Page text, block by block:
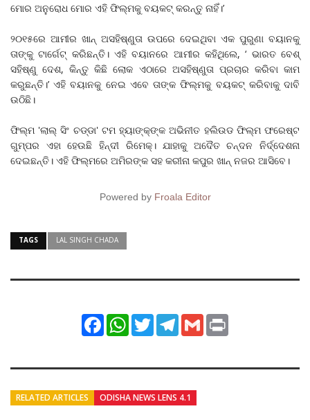
ମୋର ଅନୁରୋଧ ମୋର ଏହି ଫିଲ୍ମକୁ ବୟକଟ୍ କରନ୍ତୁ ନାହିଁ।’
୨୦୧୫ରେ ଆମୀର ଖାନ୍‌ ଅସହିଷ୍ଣୁତା ଉପରେ ଦେଇଥିବା ଏକ ପୁରୁଣା ବୟାନକୁ
ତାଙ୍କୁ ଟାର୍ଗେଟ୍‌ କରିଛନ୍ତି। ଏହି ବୟାନରେ ଆମୀର କହିଥିଲେ, ‘ ଭାରତ ବେଶ୍‌
ସହିଷ୍ଣୁ ଦେଶ, କିନ୍ତୁ କିଛି ଲୋକ ଏଠାରେ ଅସହିଷ୍ଣୁତା ପ୍ରଚାର କରିବା କାମ
କରୁଛନ୍ତି।’ ଏହି ବୟାନକୁ ନେଇ ଏବେ ତାଙ୍କ ଫିଲ୍ମକୁ ବୟକଟ୍‌ କରିବାକୁ ଦାବି
ଉଠିଛି।
ଫିଲ୍ମ 'ଲାଲ୍‌ ସିଂ ଚଡ୍ଡା' ଟମ ହ୍ୟାଙ୍କ୍‌ଙ୍କ ଅଭିନୀତ ହଲିଉଡ ଫିଲ୍ମ ଫରେଷ୍ଟ
ଗୁମ୍ପର ଏହା ହେଉଛି ହିନ୍ଦୀ ରିମେକ୍‌। ଯାହାକୁ ଅଦୈତ ଚନ୍ଦନ ନିର୍ଦ୍ଦେଶନା
ଦେଇଛନ୍ତି। ଏହି ଫିଲ୍ମରେ ଅମିରଙ୍କ ସହ କରୀନା କପୁର ଖାନ୍‌ ନଜର ଆସିବେ।
Powered by Froala Editor
TAGS LAL SINGH CHADA
FacebookWhatsApp
TwitterTelegram
Gmail
RELATED ARTICLES ODISHA NEWS LENS 4.1